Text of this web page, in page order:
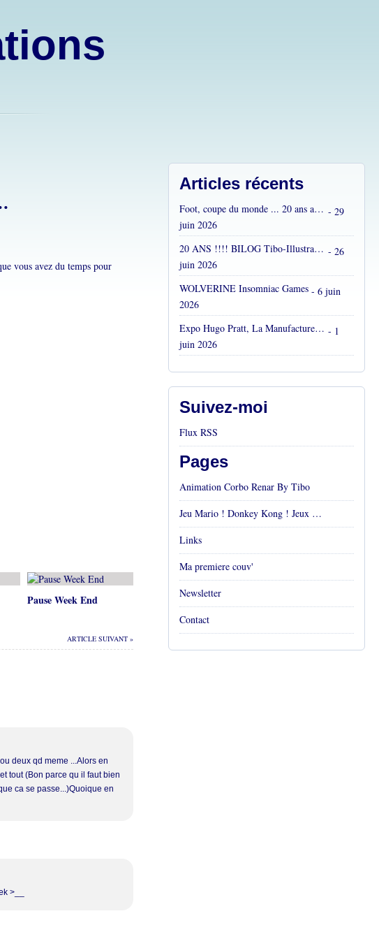
vous avez du temps pour
Pause Week End
ARTICLE SUIVANT »
deux qd meme ...Alors en
tout (Bon parce qu il faut bien
ca se passe...)Quoique en
>__
Articles récents
Foot, coupe du monde ... 20 ans après... - 29
juin 2026
20 ANS !!!! BILOG Tibo-Illustrations !! C'est fou ! - 26
juin 2026
WOLVERINE Insomniac Games - 6 juin
2026
Expo Hugo Pratt, La Manufacture, Aix en Provence, Mai 2026 - 1
juin 2026
Suivez-moi
Flux RSS
Pages
Animation Corbo Renar By Tibo
Jeu Mario ! Donkey Kong ! Jeux vidéos Rétro !
Links
Ma premiere couv'
Newsletter
Contact